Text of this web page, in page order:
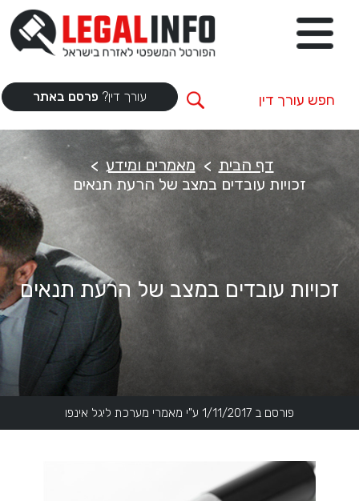
עורך דין? פרסם באתר
דף הבית
מאמרים ומידע
זכויות עובדים במצב של הרעת תנאים
זכויות עובדים במצב של הרעת תנאים
פורסם ב 1/11/2017 ע"י מאמרי מערכת ליגל אינפו